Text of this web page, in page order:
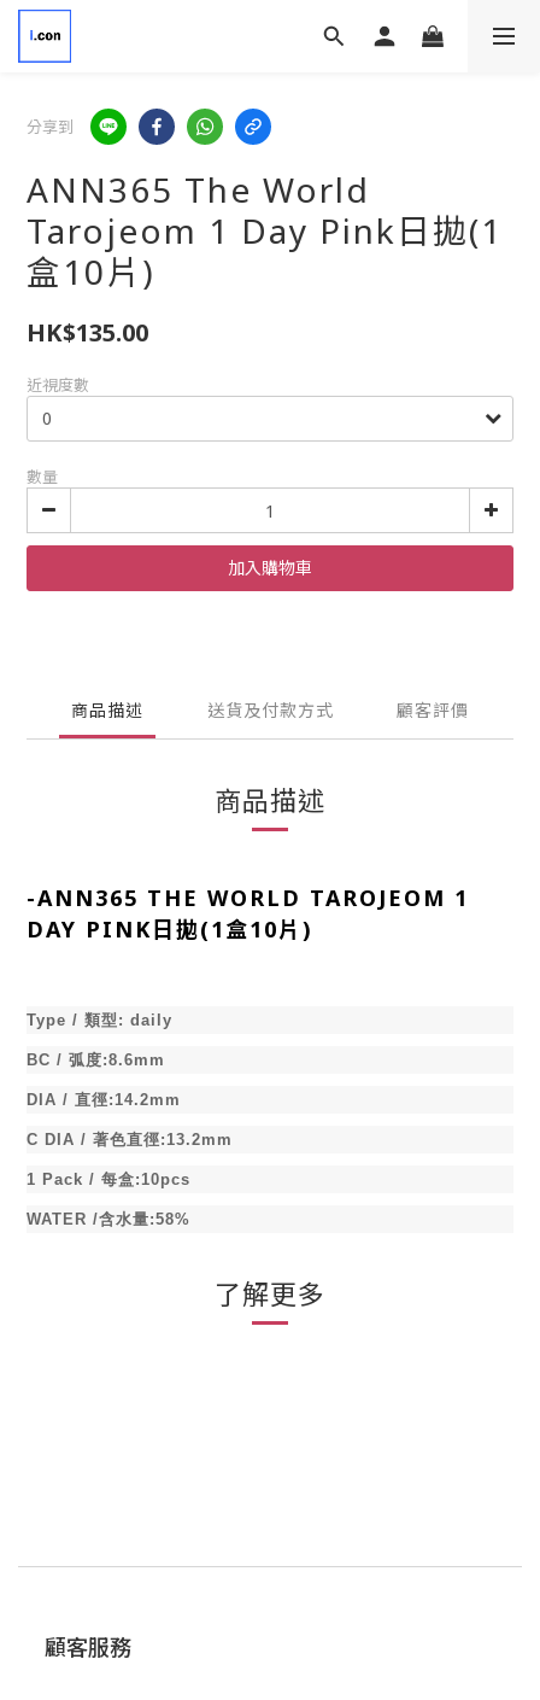
分享到
ANN365 The World
Tarojeom 1 Day Pink日拋(1
盒10片)
HK$135.00
近視度數
數量
加入購物車
商品描述 送貨及付款方式 顧客評價
商品描述
-ANN365 THE WORLD TAROJEOM 1
DAY PINK日拋(1盒10片)
Type / 類型 : daily
BC / 弧度:8.6mm
DIA / 直徑:14.2mm
C DIA / 著色直徑:13.2mm
1 Pack / 每盒:10pcs
WATER /含水量:58%
了解更多
顧客服務